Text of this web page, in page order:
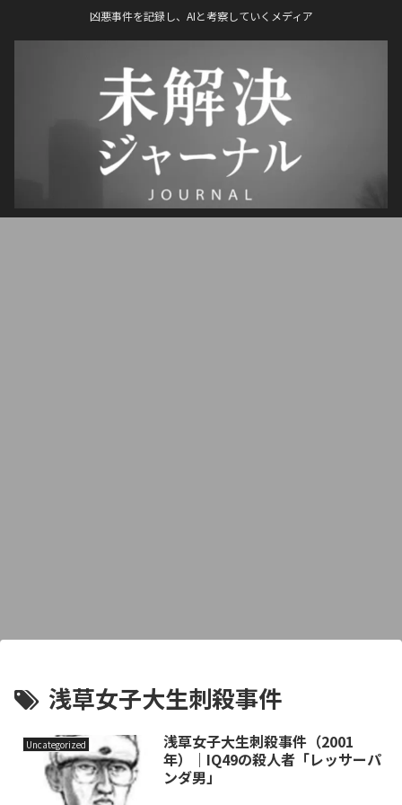
凶悪事件を記録し、AIと考察していくメディア
浅草女子大生刺殺事件
Uncategorized
浅草女子大生刺殺事件（2001
年）｜IQ49の殺人者「レッサーパ
ンダ男」